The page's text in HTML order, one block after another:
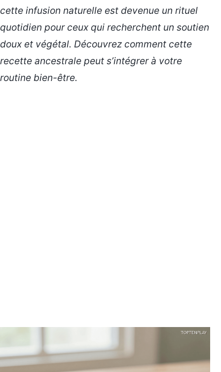
cette infusion naturelle est devenue un rituel
quotidien pour ceux qui recherchent un soutien
doux et végétal. Découvrez comment cette
recette ancestrale peut s’intégrer à votre
routine bien-être.